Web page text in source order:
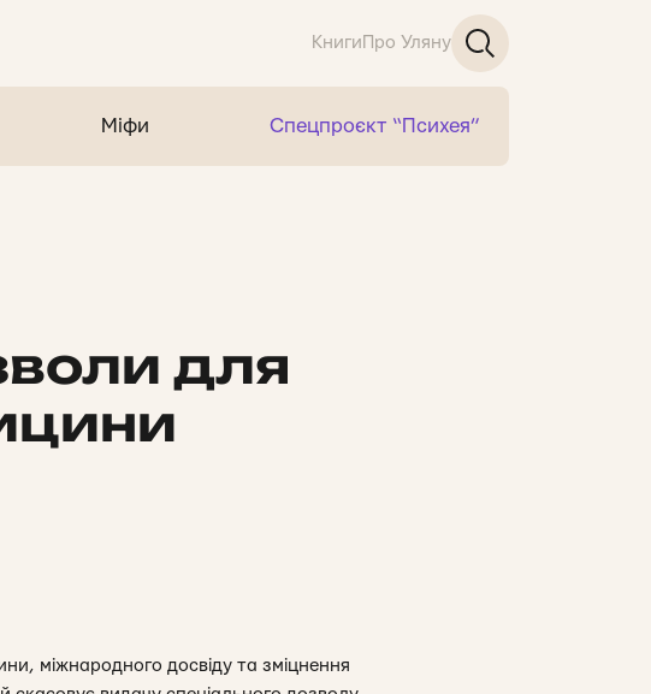
Книги Про Уляну
Міфи Спецпроєкт “Психея”
для
міжнародного досвіду та зміцнення